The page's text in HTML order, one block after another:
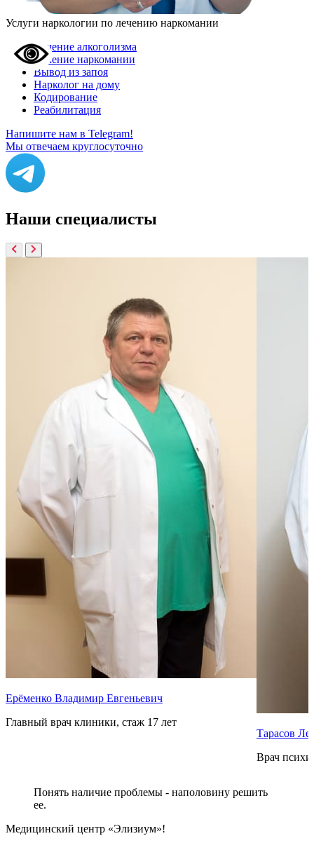
Услуги наркологии по лечению наркомании
Лечение алкоголизма
Лечение наркомании
Вывод из запоя
Нарколог на дому
Кодирование
Реабилитация
Напишите нам в Telegram!
Мы отвечаем круглосуточно
Наши специалисты
Ерёменко Владимир Евгеньевич
Главный врач клиники, стаж 17 лет
Тарасов
Врач
Понять наличие проблемы - наполовину решить
ее.
Медицинский центр «Элизиум»!